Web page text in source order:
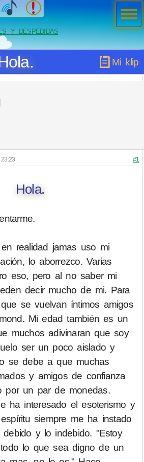
y despedidas
Mi klip
#1
Hola.
realidad jamas uso mi
lo aborrezco. Varias
eso, pero al no saber mi
decir mucho de mi. Para
se vuelvan íntimos amigos
Mi edad también es un
muchos adivinaran que soy
ser un poco aislado y
se debe a que muchas
y amigos de confianza
por un par de monedas.
ha interesado el esoterismo y
siempre me ha instado
y lo indebido. "Estoy
lo que sea digno de un
Men
ú